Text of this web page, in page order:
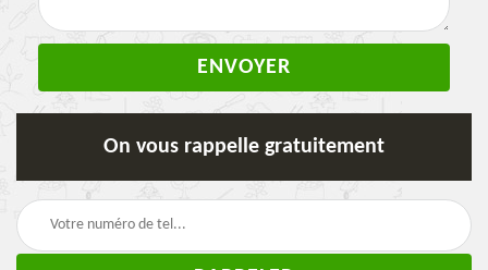
On vous rappelle gratuitement